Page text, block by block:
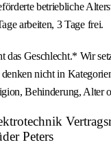
betriebliche
arbeiten, 3 Tage frei.
das Geschlecht.* Wir
nicht in
Behinderung, Alter
Peters